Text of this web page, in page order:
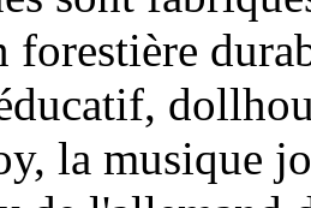
la musique